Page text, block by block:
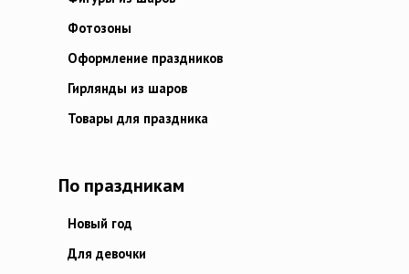
Фотозоны
Оформление праздников
Гирлянды из шаров
Товары для праздника
По праздникам
Новый год
Для девочки